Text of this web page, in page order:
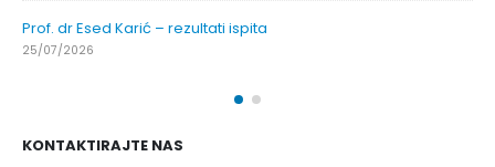
Prof. dr Esed Karić – rezultati ispita
25/07/2026
KONTAKTIRAJTE NAS